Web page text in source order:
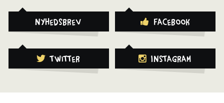
Nyhedsbrev Facebook
Twitter Instagram